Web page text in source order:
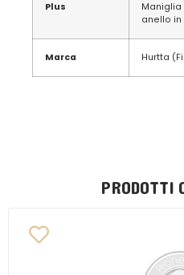
Plus
Maniglia
anello
Marca Hurtta
PRODOTTI